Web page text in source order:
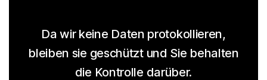
Da wir keine Daten protokollieren,
bleiben sie geschützt und Sie behalten
die Kontrolle darüber.